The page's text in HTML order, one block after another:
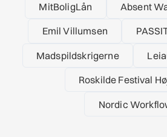
MitBoligLån Absent
Emil Villumsen
Madspildskrigerne
Roskilde Festival
Nordic